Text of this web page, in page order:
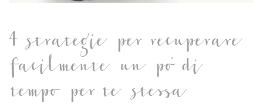
4 strategie per recuperare
facilmente un po’ di
tempo per te stessa